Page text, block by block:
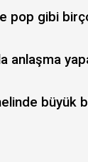
pop gibi
anlaşma
büyük